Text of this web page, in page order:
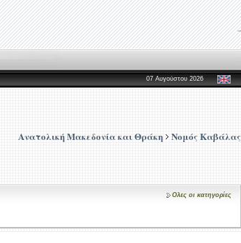
07 Αυγούστου 2026
Ανατολική Μακεδονία και Θράκη Νομός Καβάλας
Ολες οι κατηγορίες